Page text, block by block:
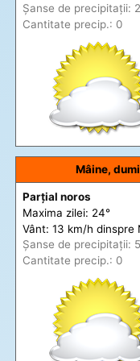
Șanse de precipitații:
Cantitate precip.: 0
Mâine,
Parțial noros
Maxima zilei: 24°
Vânt: 13 km/h dinspre
Șanse de precipitații:
Cantitate precip.: 0